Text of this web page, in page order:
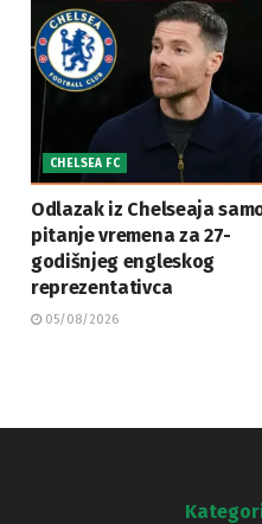
CHELSEA FC
Odlazak iz Chelseaja
pitanje vremena za 27-
godišnjeg engleskog
reprezentativca
05/08/2026